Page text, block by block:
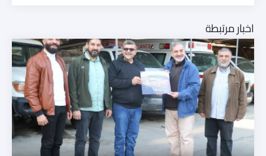
اخبار مرتبطة